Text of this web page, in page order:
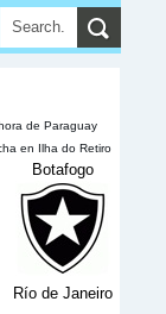
de Paraguay
en Ilha do Retiro
Botafogo
Río de Janeiro